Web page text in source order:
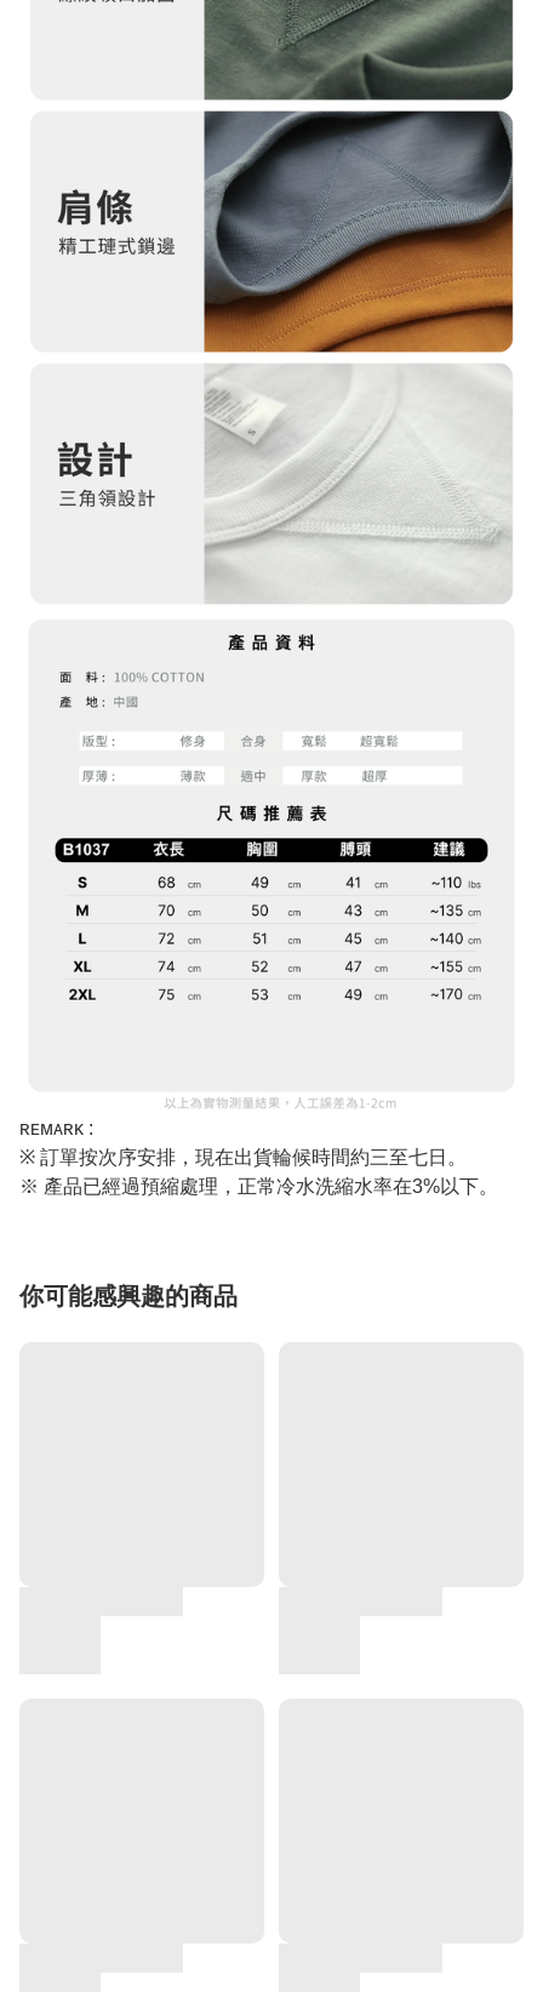
ʀᴇᴍᴀʀᴋ :
※ 訂單按次序安排，現在出貨輪候時間約三至七日。
※ 產品已經過預縮處理，正常冷水洗縮水率在3%以下。
你可能感興趣的商品